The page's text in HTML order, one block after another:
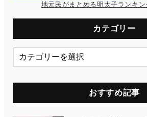
地元民がまとめる明太子ランキン
カテゴリー
おすすめ記事